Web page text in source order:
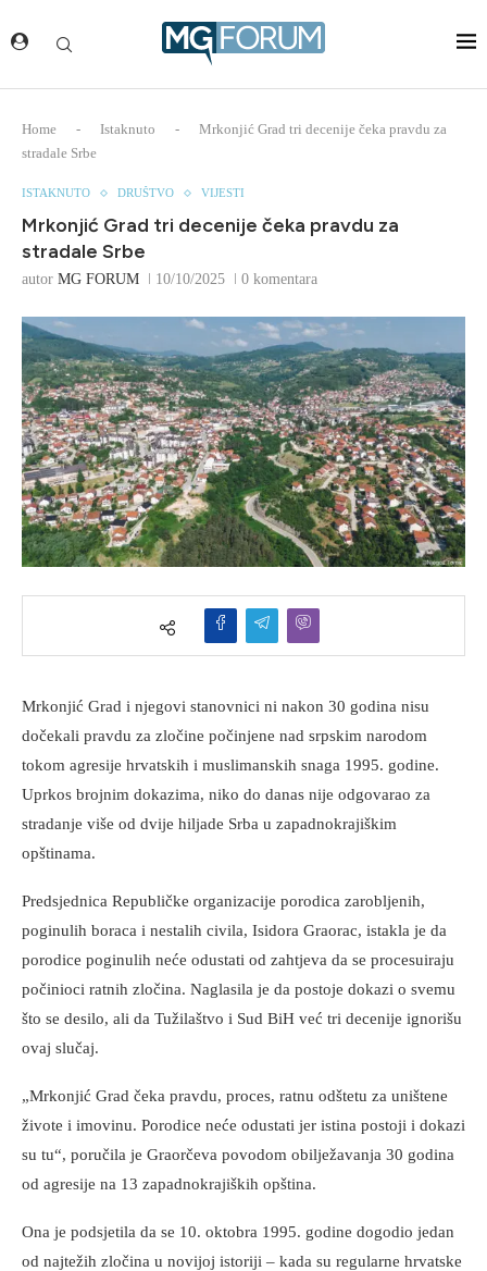
Home - Istaknuto -
Mrkonjić Grad tri decenije čeka pravdu za
stradale Srbe
ISTAKNUTO DRUŠTVO VIJESTI
Mrkonjić Grad tri decenije čeka pravdu za
stradale Srbe
autor MG FORUM 10/10/2025 0 komentara
Mrkonjić Grad i njegovi stanovnici ni nakon 30 godina nisu
dočekali pravdu za zločine počinjene nad srpskim narodom
tokom agresije hrvatskih i muslimanskih snaga 1995. godine.
Uprkos brojnim dokazima, niko do danas nije odgovarao za
stradanje više od dvije hiljade Srba u zapadnokrajiškim
opštinama.
Predsjednica Republičke organizacije porodica zarobljenih,
poginulih boraca i nestalih civila, Isidora Graorac, istakla je da
porodice poginulih neće odustati od zahtjeva da se procesuiraju
počinioci ratnih zločina. Naglasila je da postoje dokazi o svemu
što se desilo, ali da Tužilaštvo i Sud BiH već tri decenije ignorišu
ovaj slučaj.
„Mrkonjić Grad čeka pravdu, proces, ratnu odštetu za uništene
živote i imovinu. Porodice neće odustati jer istina postoji i dokazi
su tu“, poručila je Graorčeva povodom obilježavanja 30 godina
od agresije na 13 zapadnokrajiških opština.
Ona je podsjetila da se 10. oktobra 1995. godine dogodio jedan
od najtežih zločina u novijoj istoriji – kada su regularne hrvatske